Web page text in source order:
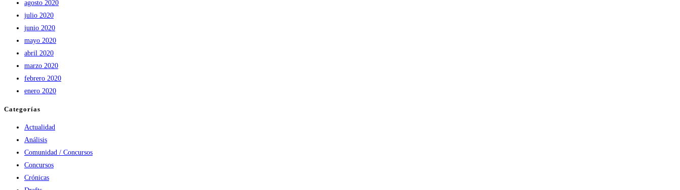
agosto 2020
julio 2020
junio 2020
mayo 2020
abril 2020
marzo 2020
febrero 2020
enero 2020
Categorías
Actualidad
Análisis
Comunidad / Concursos
Concursos
Crónicas